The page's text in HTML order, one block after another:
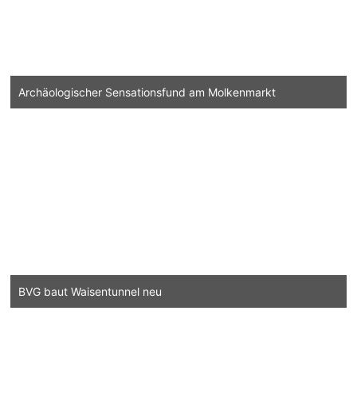
Archäologischer Sensationsfund am Molkenmarkt
BVG baut Waisentunnel neu